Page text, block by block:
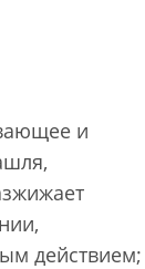
и
действием;